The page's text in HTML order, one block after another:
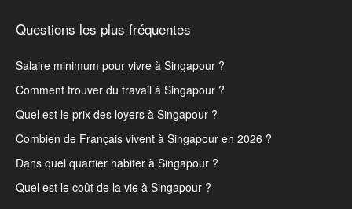
Questions les plus fréquentes
Salaire minimum pour vivre à Singapour ?
Comment trouver du travail à Singapour ?
Quel est le prix des loyers à Singapour ?
Combien de Français vivent à Singapour en 2026 ?
Dans quel quartier habiter à Singapour ?
Quel est le coût de la vie à Singapour ?